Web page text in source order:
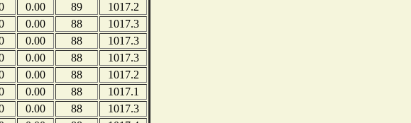
0.00 89
1017.2
0.00 88
1017.3
0.00 88
1017.3
0.00 88
1017.3
0.00 88
1017.2
0.00 88
1017.1
0.00 88
1017.3